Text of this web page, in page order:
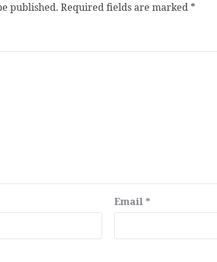
published. Required fields are marked *
Email *